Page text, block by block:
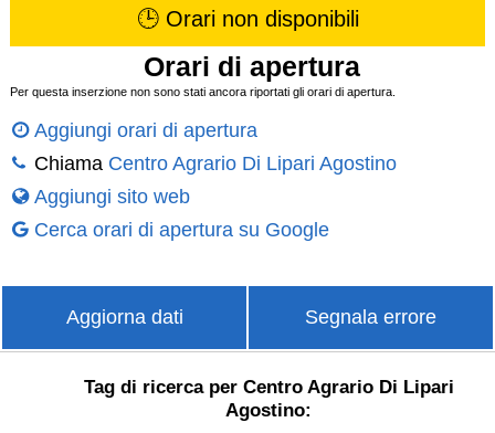
🕒 Orari non disponibili
Orari di apertura
Per questa inserzione non sono stati ancora riportati gli orari di apertura.
Aggiungi orari di apertura
Chiama Centro Agrario Di Lipari Agostino
Aggiungi sito web
Cerca orari di apertura su Google
Aggiorna dati Segnala errore
Tag di ricerca per Centro Agrario Di Lipari
Agostino: